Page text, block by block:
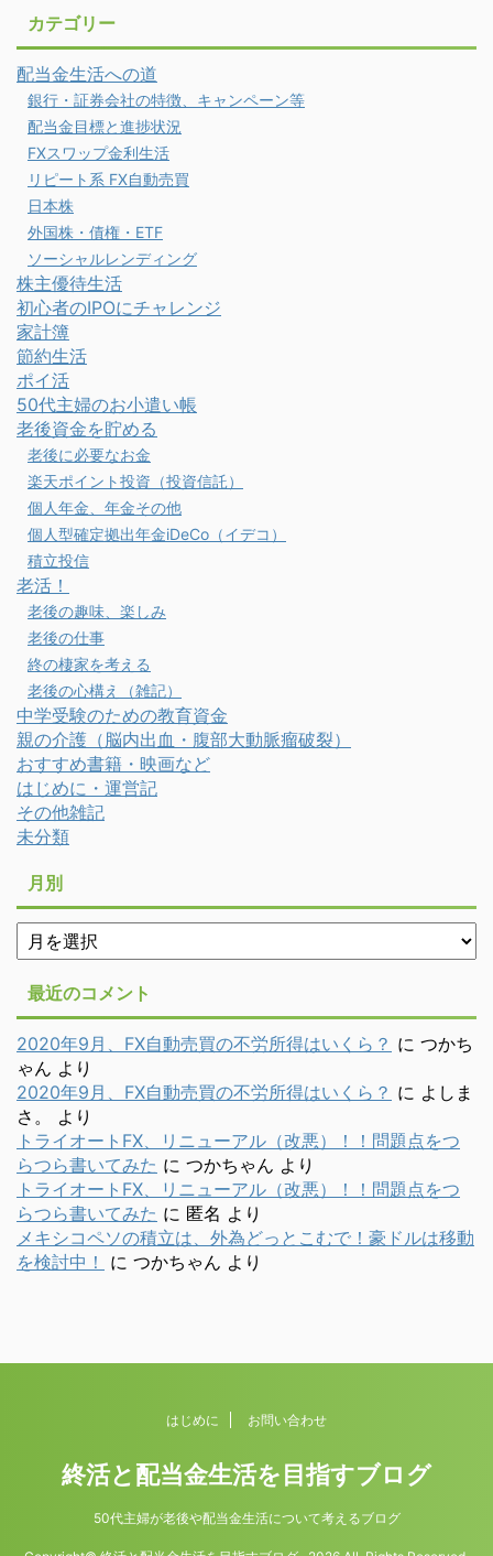
カテゴリー
配当金生活への道
銀行・証券会社の特徴、キャンペーン等
配当金目標と進捗状況
FXスワップ金利生活
リピート系 FX自動売買
日本株
外国株・債権・ETF
ソーシャルレンディング
株主優待生活
初心者のIPOにチャレンジ
家計簿
節約生活
ポイ活
50代主婦のお小遣い帳
老後資金を貯める
老後に必要なお金
楽天ポイント投資（投資信託）
個人年金、年金その他
個人型確定拠出年金iDeCo（イデコ）
積立投信
老活！
老後の趣味、楽しみ
老後の仕事
終の棲家を考える
老後の心構え（雑記）
中学受験のための教育資金
親の介護（脳内出血・腹部大動脈瘤破裂）
おすすめ書籍・映画など
はじめに・運営記
その他雑記
未分類
月別
月
別
最近のコメント
2020年9月、FX自動売買の不労所得はいくら？ に つかち
ゃん より
2020年9月、FX自動売買の不労所得はいくら？ に よしま
さ。
より
トライオートFX、リニューアル（改悪）！！問題点をつ
らつら書いてみた に つかちゃん より
トライオートFX、リニューアル（改悪）！！問題点をつ
らつら書いてみた に 匿名 より
メキシコペソの積立は、外為どっとこむで！豪ドルは移動
を検討中！
に つかちゃん より
はじめに お問い合わせ
終活と配当金生活を目指すブログ
50代主婦が老後や配当金生活について考えるブログ